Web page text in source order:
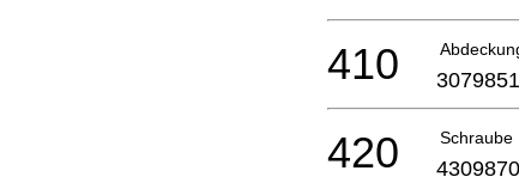
410
Schraube
420